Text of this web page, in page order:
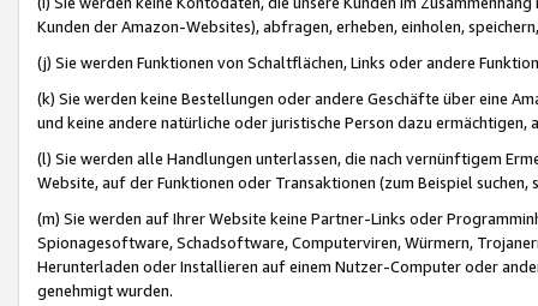
Kunden der Amazon-Websites), abfragen, erheben, einholen,
(j) Sie werden Funktionen von Schaltflächen, Links oder andere
(k) Sie werden keine Bestellungen oder andere Geschäfte über eine
und keine andere natürliche oder juristische Person dazu
(l) Sie werden alle Handlungen unterlassen, die nach vernünftigem
Website, auf der Funktionen oder Transaktionen (zum Beispiel
(m) Sie werden auf Ihrer Website keine Partner-Links oder
Spionagesoftware, Schadsoftware, Computerviren, Würmern,
Herunterladen oder Installieren auf einem Nutzer-Computer oder
genehmigt wurden.